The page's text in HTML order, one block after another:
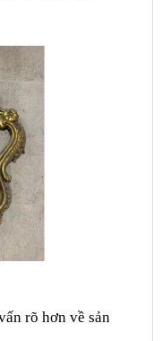
rõ hơn về sản